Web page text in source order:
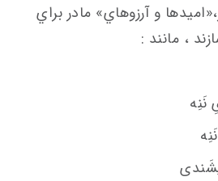
و آرزوهاي» مادر براي
، مانند :
نَنِه